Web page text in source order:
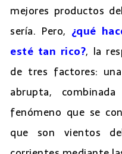
mejores productos
sería. Pero, ¿qué
esté tan rico?, la
de tres factores:
abrupta,
fenómeno que se
que son vientos